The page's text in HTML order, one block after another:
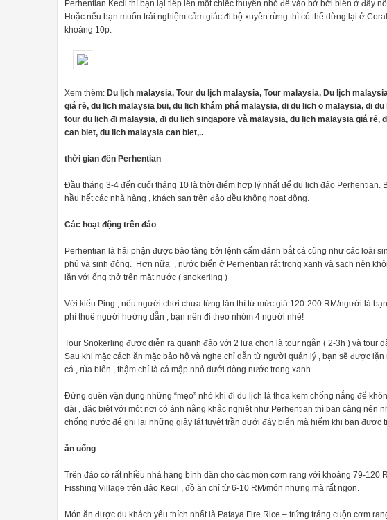
Perhentian Kecil thì bạn lại tiếp lên một chiếc thuyền nhỏ để vào bờ bởi biển ở đây
Hoặc nếu bạn muốn trải nghiệm cảm giác đi bộ xuyên rừng thì có thể dừng lại ở
khoảng 10p.
Xem thêm: Du lịch malaysia, Tour du lịch malaysia, Tour malaysia, Du lịch
giá rẻ, du lịch malaysia bụi, du lịch khám phá malaysia, di du lich o malaysia, di
tour du lịch đi malaysia, đi du lịch singapore và malaysia, du lịch malaysia giá rẻ,
can biet, du lich malaysia can biet,..
thời gian đến Perhentian
Đầu tháng 3-4 đến cuối tháng 10 là thời điểm hợp lý nhất để du lịch đảo Perhentian.
hầu hết các nhà hàng , khách sạn trên đảo đều không hoạt động.
Các hoạt động trên đảo
Perhentian là hải phận được bảo tàng bởi lệnh cấm đánh bắt cá cũng như các loài
phú và sinh động. Hơn nữa , nước biển ở Perhentian rất trong xanh và sạch nên
lặn với ống thở trên mặt nước ( snokerling )
Với kiểu Ping , nếu người chơi chưa từng lặn thì từ mức giá 120-200 RM/người là
phí thuê người hướng dẫn , bạn nên đi theo nhóm 4 người nhé!
Tour Snokerling được diễn ra quanh đảo với 2 lựa chọn là tour ngắn ( 2-3h ) và tour
Sau khi mặc cách ăn mặc bảo hộ và nghe chỉ dẫn từ người quản lý , bạn sẽ được
cá , rùa biển , thậm chí là cá mập nhỏ dưới dòng nước trong xanh.
Đừng quên vận dụng những “mẹo” nhỏ khi đi du lịch là thoa kem chống nắng để
dài , đặc biệt với một nơi có ánh nắng khắc nghiệt như Perhentian thì bạn càng nên
chống nước để ghi lại những giây lát tuyệt trần dưới đáy biển mà hiếm khi bạn được
ăn uống
Trên đảo có rất nhiều nhà hàng bình dân cho các món cơm rang với khoảng 79-120
Fisshing Village trên đảo Kecil , đồ ăn chỉ từ 6-10 RM/món nhưng mà rất ngon.
Món ăn được du khách yêu thích nhất là Pataya Fire Rice – trứng tráng cuộn cơm